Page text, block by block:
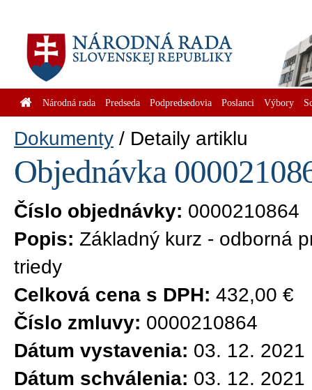
Národná rada Predseda Podpredsedovia Poslanci Výbory
Dokumenty Detaily artiklu
Objednávka
Číslo objednávky: 0000210864
Popis: Základný kurz - odborná
triedy
Celková cena s DPH: 432,00 €
Číslo zmluvy: 0000210864
Dátum vystavenia: 03. 12. 2021
Dátum schválenia: 03. 12. 2021